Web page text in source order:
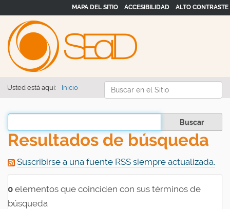
Buscar
MAPA DEL SITIO ACCESIBILIDAD ALTO CONTRASTE
Usted está aquí: Inicio
Filtrar los resultados
Resultados de búsqueda
Suscribirse a una fuente RSS siempre actualizada.
0 elementos que coinciden con sus términos de
búsqueda